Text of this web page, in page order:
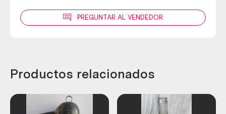
PREGUNTAR AL VENDEDOR
Productos relacionados